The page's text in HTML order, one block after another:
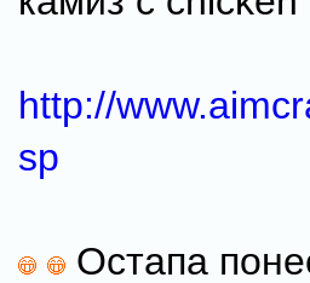
http://
sp
Остапа